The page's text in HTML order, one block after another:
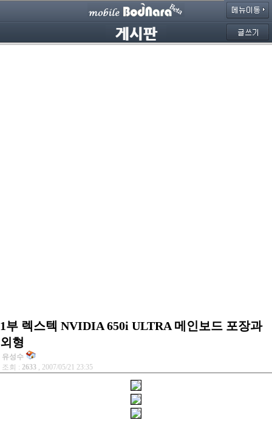
1부 렉스텍 NVIDIA 650i ULTRA 메인보드 포장과
외형
유성수
조회 : 2633 , 2007/05/21 23:35